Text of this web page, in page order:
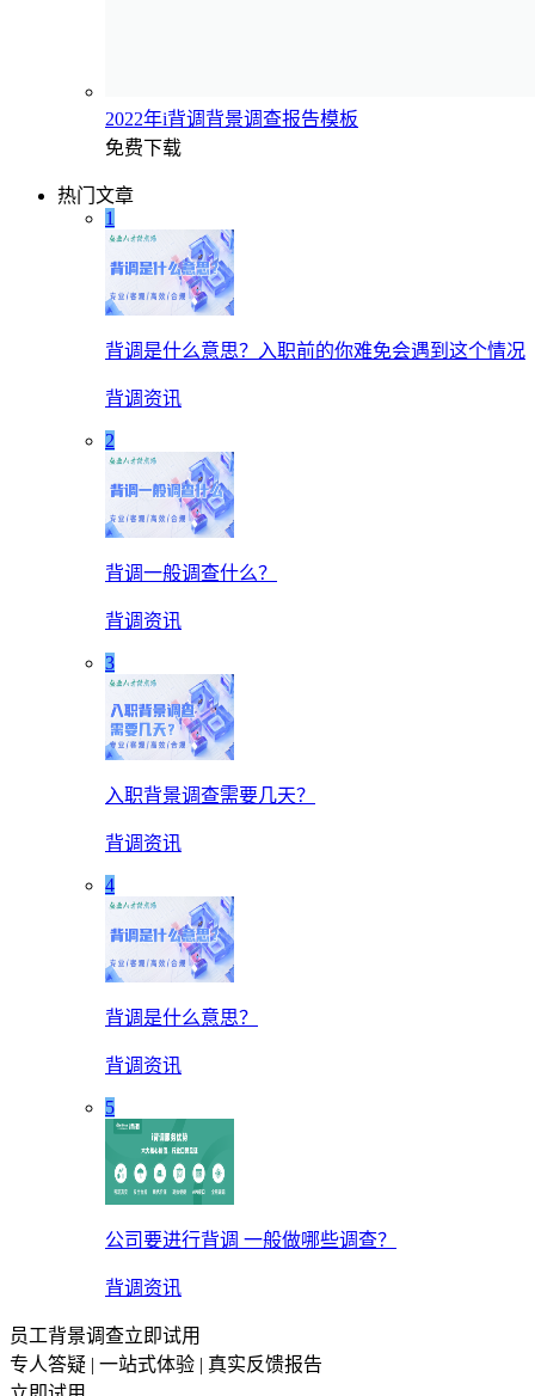
2022年i背调背景调查报告模板
免费下载
热门文章
1
背调是什么意思？入职前的你难免会遇到这个情况
背调资讯
2
背调一般调查什么？
背调资讯
3
入职背景调查需要几天？
背调资讯
4
背调是什么意思？
背调资讯
5
公司要进行背调 一般做哪些调查？
背调资讯
员工背景调查立即试用
专人答疑 | 一站式体验 | 真实反馈报告